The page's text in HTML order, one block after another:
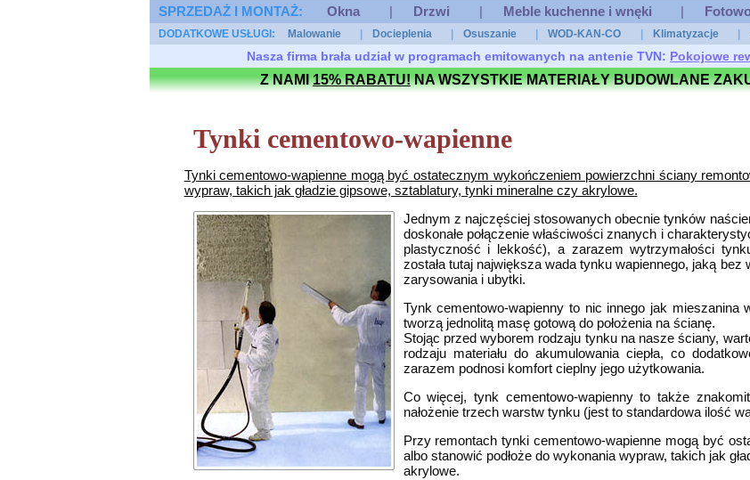
SPRZEDAŻ I MONTAŻ:
Okna | Drzwi | Meble kuchenne i wnęki |
DODATKOWE USŁUGI: Malowanie Docieplenia Osuszanie WOD-KAN-CO Klimatyzacje
Nasza firma brała udział w programach emitowanych na antenie TVN: Pokojowe
Z NAMI15% RABATU!NA WSZYSTKIE MATERIAŁY BUDOWLANE
Tynki cementowo-wapienne
Tynki cementowo-wapienne mogą być ostatecznym wykończeniem powierzchni ściany
wypraw, takich jak gładzie gipsowe, sztablatury, tynki mineralne czy akrylowe.
Jednym z najczęściej stosowanych obecnie tynków
doskonałe połączenie właściwości znanych i
plastyczność i lekkość), a zarazem wytrzymałości
została tutaj największa wada tynku wapiennego, jaką
zarysowania i ubytki.
Tynk cementowo-wapienny to nic innego jak
tworzą jednolitą masę gotową do położenia na ścianę.
Stojąc przed wyborem rodzaju tynku na nasze ściany,
rodzaju materiału do akumulowania ciepła, co
zarazem podnosi komfort cieplny jego użytkowania.
Co więcej, tynk cementowo-wapienny to także
nałożenie trzech warstw tynku (jest to standardowa ilość
Przy remontach tynki cementowo-wapienne mogą być
albo stanowić podłoże do wykonania wypraw, takich jak
akrylowe.